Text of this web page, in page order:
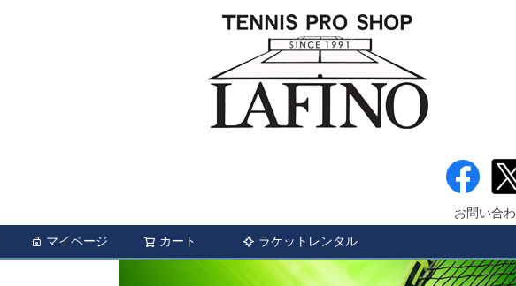
お問い合
マイページ カート ラケットレンタル